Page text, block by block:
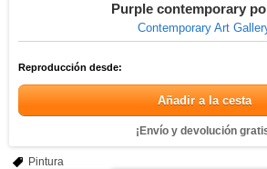
Purple contemporary
Contemporary Art
Reproducción desde:
Añadir a la cesta
¡Envío y devolución
Pintura